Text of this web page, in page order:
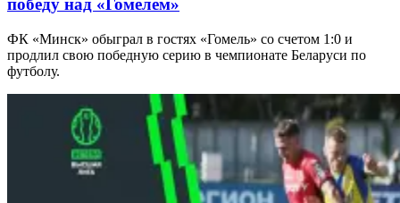
победу над «Гомелем»
ФК «Минск» обыграл в гостях «Гомель» со счетом 1:0 и
продлил свою победную серию в чемпионате Беларуси по
футболу.